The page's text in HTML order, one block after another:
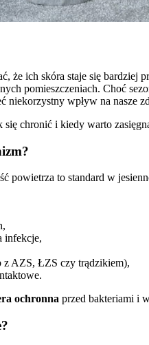
że ich skóra staje się bardziej
pomieszczeniach. Choć
niekorzystny wpływ na nasze
chronić i kiedy warto
powietrza to standard w
infekcje,
z AZS, ŁZS czy trądzikiem),
ochronna przed bakteriami i